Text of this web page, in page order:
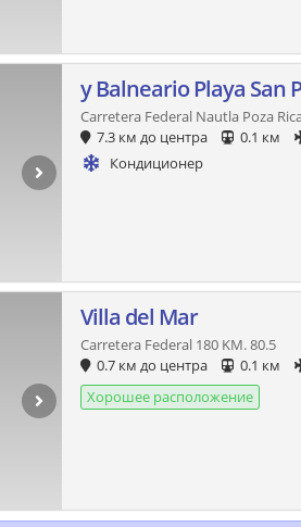
y Balneario Playa San
Carretera Federal Nautla Poza
7.3 км до центра
0.1 км
Кондиционер
Villa del Mar
Carretera Federal 180 KM. 80.5
0.7 км до центра
0.1 км
Хорошее расположение